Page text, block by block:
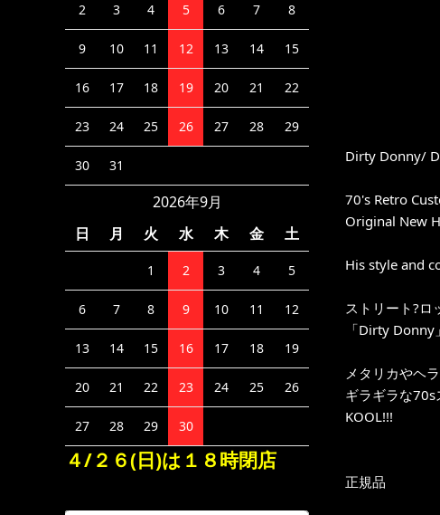
2 3 4 5 6 7 8
9 10 11 12 13 14 15
16 17 18 19 20 21 22
23 24 25 26 27 28 29
30 31
2026年9月
日
月 火 水 木 金 土
1 2 3 4 5
6 7 8 9 10 11 12
13 14 15 16 17 18 19
20 21 22 23 24 25 26
27 28 29 30
４/２６(日)は１８時閉店
Dirty Donny/
70's Retro
Original New
His style and
ストリート?ロ
「Dirty Donny
メタリカやヘ
ギラギラな
KOOL!!!
正規品